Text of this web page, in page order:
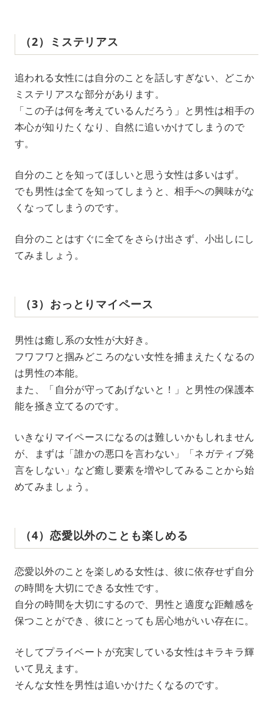
（2）ミステリアス
追われる女性には自分のことを話しすぎない、どこか
ミステリアスな部分があります。
「この子は何を考えているんだろう」と男性は相手の
本心が知りたくなり、自然に追いかけてしまうので
す。
自分のことを知ってほしいと思う女性は多いはず。
でも男性は全てを知ってしまうと、相手への興味がな
くなってしまうのです。
自分のことはすぐに全てをさらけ出さず、小出しにし
てみましょう。
（3）おっとりマイペース
男性は癒し系の女性が大好き。
フワフワと掴みどころのない女性を捕まえたくなるの
は男性の本能。
また、「自分が守ってあげないと！」と男性の保護本
能を掻き立てるのです。
いきなりマイペースになるのは難しいかもしれません
が、まずは「誰かの悪口を言わない」「ネガティブ発
言をしない」など癒し要素を増やしてみることから始
めてみましょう。
（4）恋愛以外のことも楽しめる
恋愛以外のことを楽しめる女性は、彼に依存せず自分
の時間を大切にできる女性です。
自分の時間を大切にするので、男性と適度な距離感を
保つことができ、彼にとっても居心地がいい存在に。
そしてプライベートが充実している女性はキラキラ輝
いて見えます。
そんな女性を男性は追いかけたくなるのです。